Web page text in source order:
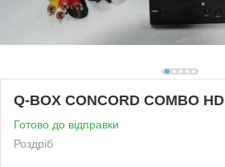
Q-BOX CONCORD COMBO HD
Готово до відправки
Роздріб